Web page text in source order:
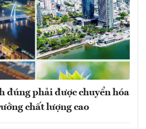
đúng phải được chuyển hóa
chất lượng cao